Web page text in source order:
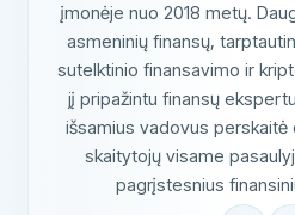
įmonėje nuo 2018 metų.
asmeninių finansų,
sutelktinio finansavimo ir
jį pripažintu finansų
išsamius vadovus perskaitė
skaitytojų visame
pagrįstesnius